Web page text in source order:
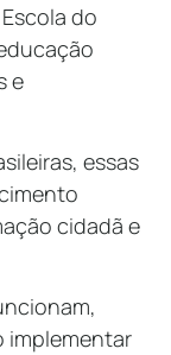
do
e
essas
cidadã e
implementar